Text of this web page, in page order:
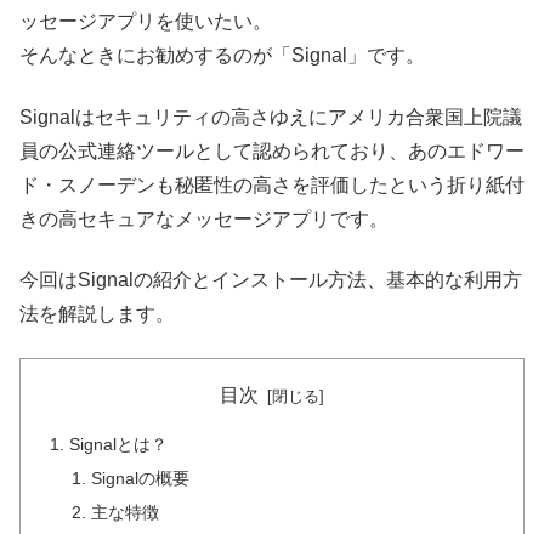
ッセージアプリを使いたい。
そんなときにお勧めするのが「Signal」です。
Signalはセキュリティの高さゆえにアメリカ合衆国上院議
員の公式連絡ツールとして認められており、あのエドワー
ド・スノーデンも秘匿性の高さを評価したという折り紙付
きの高セキュアなメッセージアプリです。
今回はSignalの紹介とインストール方法、基本的な利用方
法を解説します。
目次
Signalとは？
Signalの概要
主な特徴